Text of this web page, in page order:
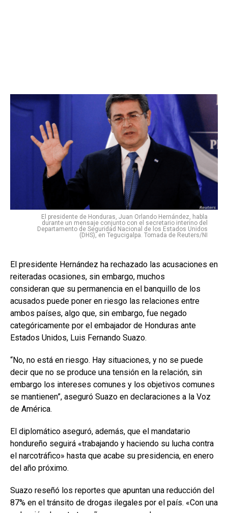
El presidente de Honduras, Juan Orlando Hernández, habla
durante un mensaje conjunto con el secretario interino del
Departamento de Seguridad Nacional de los Estados Unidos
(DHS), en Tegucigalpa. Tomada de Reuters/NI
El presidente Hernández ha rechazado las acusaciones en
reiteradas ocasiones, sin embargo, muchos
consideran que su permanencia en el banquillo de los
acusados puede poner en riesgo las relaciones entre
ambos países, algo que, sin embargo, fue negado
categóricamente por el embajador de Honduras ante
Estados Unidos, Luis Fernando Suazo.
“No, no está en riesgo. Hay situaciones, y no se puede
decir que no se produce una tensión en la relación, sin
embargo los intereses comunes y los objetivos comunes
se mantienen”, aseguró Suazo en declaraciones a la Voz
de América.
El diplomático aseguró, además, que el mandatario
hondureño seguirá «trabajando y haciendo su lucha contra
el narcotráfico» hasta que acabe su presidencia, en enero
del año próximo.
Suazo reseñó los reportes que apuntan una reducción del
87% en el tránsito de drogas ilegales por el país. «Con una